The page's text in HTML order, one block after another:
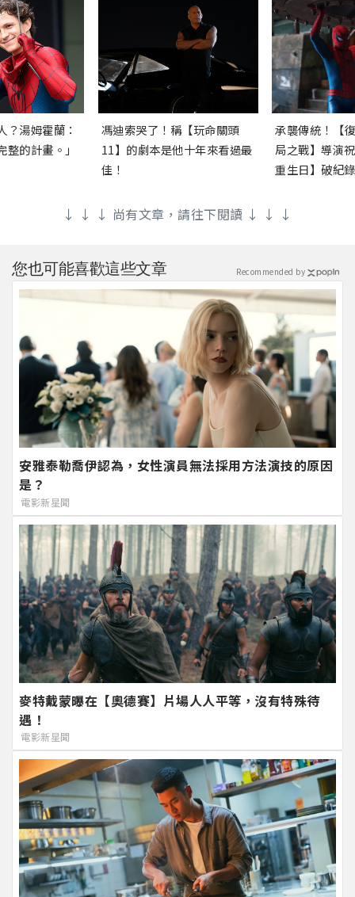
？湯姆霍蘭：
的計畫。」
馮迪索哭了！稱【玩命關頭
11】的劇本是他十年來看過最
佳！
承襲傳統！【
局之戰】導演
重生日】破紀
↓ ↓ ↓ 尚有文章，請往下閱讀 ↓ ↓ ↓
您也可能喜歡這些文章
安雅泰勒喬伊認為，女性演員無法採用方法演技的原因
是？
電影新星聞
麥特戴蒙曝在【奧德賽】片場人人平等，沒有特殊待
遇！
電影新星聞
Recommended by